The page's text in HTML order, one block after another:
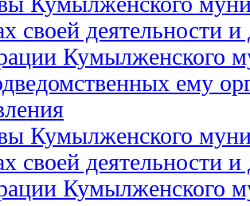
своей деятельности
Кумылженского
ему
Кумылженского
своей деятельности
Кумылженского